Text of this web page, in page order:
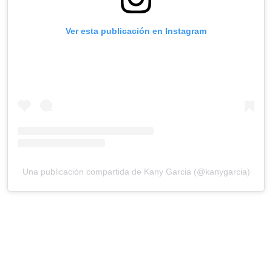
Ver esta publicación en Instagram
Una publicación compartida de Kany Garcia (@kanygarcia)